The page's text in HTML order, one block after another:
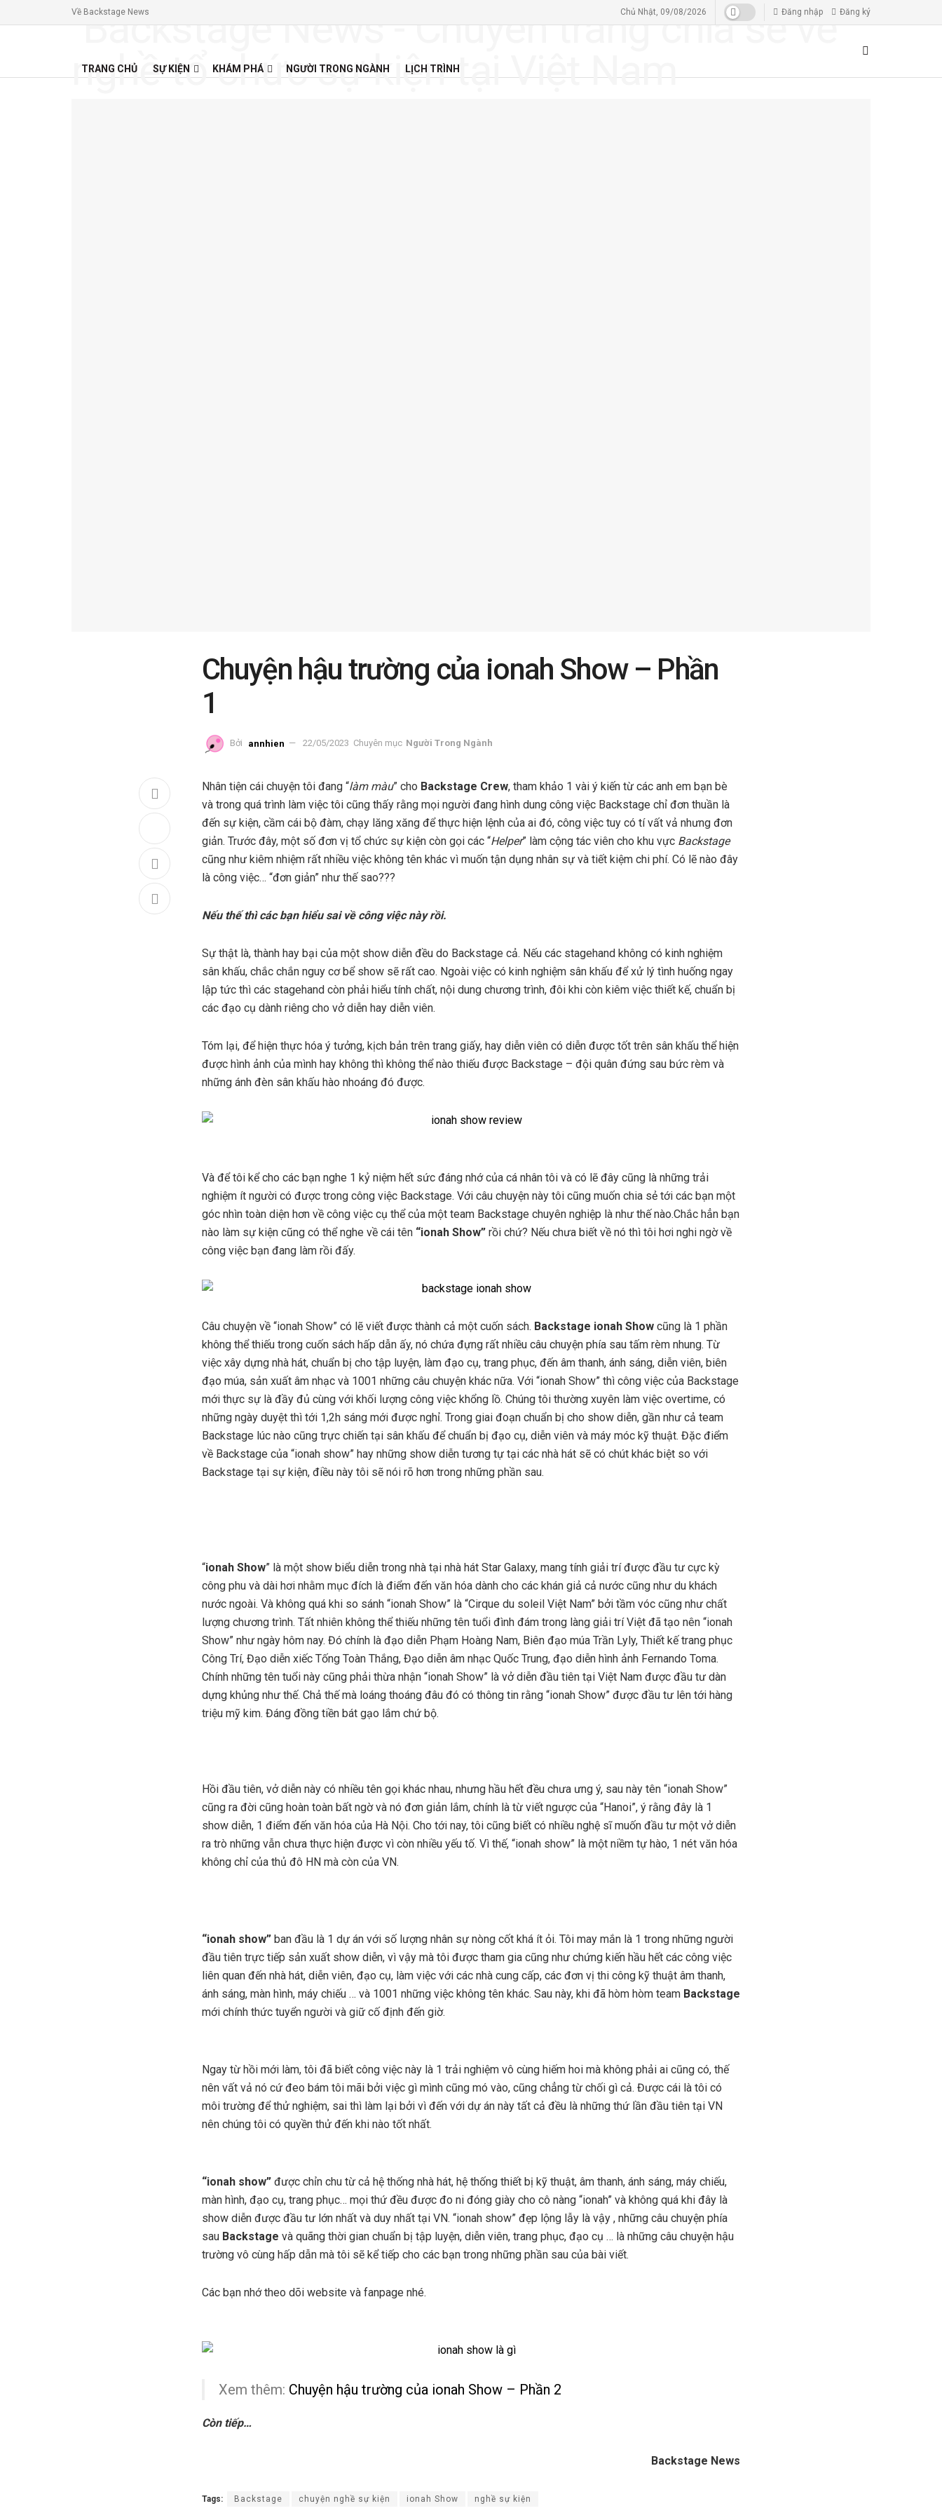
Về Backstage News Chủ Nhật, 09/08/2026 Đăng nhập Đăng ký
TRANG CHỦ SỰ KIỆN KHÁM PHÁ NGƯỜI TRONG NGÀNH LỊCH TRÌNH
Chuyện hậu trường của ionah Show – Phần
1
Bởi annhien 22/05/2023 Chuyên mục Người Trong Ngành
Nhân tiện cái chuyện tôi đang “làm màu” cho Backstage Crew, tham khảo 1 vài ý kiến từ các anh em bạn bè
và trong quá trình làm việc tôi cũng thấy rằng mọi người đang hình dung công việc Backstage chỉ đơn thuần là
đến sự kiện, cầm cái bộ đàm, chạy lăng xăng để thực hiện lệnh của ai đó, công việc tuy có tí vất vả nhưng đơn
giản. Trước đây, một số đơn vị tổ chức sự kiện còn gọi các “Helper” làm cộng tác viên cho khu vực Backstage
cũng như kiêm nhiệm rất nhiều việc không tên khác vì muốn tận dụng nhân sự và tiết kiệm chi phí. Có lẽ nào đây
là công việc… “đơn giản” như thế sao???
Nếu thế thì các bạn hiểu sai về công việc này rồi.
Sự thật là, thành hay bại của một show diễn đều do Backstage cả. Nếu các stagehand không có kinh nghiệm
sân khấu, chắc chắn nguy cơ bể show sẽ rất cao. Ngoài việc có kinh nghiệm sân khấu để xử lý tình huống ngay
lập tức thì các stagehand còn phải hiểu tính chất, nội dung chương trình, đôi khi còn kiêm việc thiết kế, chuẩn bị
các đạo cụ dành riêng cho vở diễn hay diễn viên.
Tóm lại, để hiện thực hóa ý tưởng, kịch bản trên trang giấy, hay diễn viên có diễn được tốt trên sân khấu thể hiện
được hình ảnh của mình hay không thì không thể nào thiếu được Backstage – đội quân đứng sau bức rèm và
những ánh đèn sân khấu hào nhoáng đó được.
Và để tôi kể cho các bạn nghe 1 kỷ niệm hết sức đáng nhớ của cá nhân tôi và có lẽ đây cũng là những trải
nghiệm ít người có được trong công việc Backstage. Với câu chuyện này tôi cũng muốn chia sẻ tới các bạn một
góc nhìn toàn diện hơn về công việc cụ thể của một team Backstage chuyên nghiệp là như thế nào.Chắc hẳn bạn
nào làm sự kiện cũng có thể nghe về cái tên “ionah Show” rồi chứ? Nếu chưa biết về nó thì tôi hơi nghi ngờ về
công việc bạn đang làm rồi đấy.
Câu chuyện về “ionah Show” có lẽ viết được thành cả một cuốn sách. Backstage ionah Show cũng là 1 phần
không thể thiếu trong cuốn sách hấp dẫn ấy, nó chứa đựng rất nhiều câu chuyện phía sau tấm rèm nhung. Từ
việc xây dựng nhà hát, chuẩn bị cho tập luyện, làm đạo cụ, trang phục, đến âm thanh, ánh sáng, diễn viên, biên
đạo múa, sản xuất âm nhạc và 1001 những câu chuyện khác nữa. Với “ionah Show” thì công việc của Backstage
mới thực sự là đầy đủ cùng với khối lượng công việc khổng lồ. Chúng tôi thường xuyên làm việc overtime, có
những ngày duyệt thì tới 1,2h sáng mới được nghỉ. Trong giai đoạn chuẩn bị cho show diễn, gần như cả team
Backstage lúc nào cũng trực chiến tại sân khấu để chuẩn bị đạo cụ, diễn viên và máy móc kỹ thuật. Đặc điểm
về Backstage của “ionah show” hay những show diễn tương tự tại các nhà hát sẽ có chút khác biệt so với
Backstage tại sự kiện, điều này tôi sẽ nói rõ hơn trong những phần sau.
“ionah Show” là một show biểu diễn trong nhà tại nhà hát Star Galaxy, mang tính giải trí được đầu tư cực kỳ
công phu và dài hơi nhằm mục đích là điểm đến văn hóa dành cho các khán giả cả nước cũng như du khách
nước ngoài. Và không quá khi so sánh “ionah Show” là “Cirque du soleil Việt Nam” bởi tầm vóc cũng như chất
lượng chương trình. Tất nhiên không thể thiếu những tên tuổi đình đám trong làng giải trí Việt đã tạo nên “ionah
Show” như ngày hôm nay. Đó chính là đạo diễn Phạm Hoàng Nam, Biên đạo múa Trần Lyly, Thiết kế trang phục
Công Trí, Đạo diễn xiếc Tống Toàn Thắng, Đạo diễn âm nhạc Quốc Trung, đạo diễn hình ảnh Fernando Toma.
Chính những tên tuổi này cũng phải thừa nhận “ionah Show” là vở diễn đầu tiên tại Việt Nam được đầu tư dàn
dựng khủng như thế. Chả thế mà loáng thoáng đâu đó có thông tin rằng “ionah Show” được đầu tư lên tới hàng
triệu mỹ kim. Đáng đồng tiền bát gạo lắm chứ bộ.
Hồi đầu tiên, vở diễn này có nhiều tên gọi khác nhau, nhưng hầu hết đều chưa ưng ý, sau này tên “ionah Show”
cũng ra đời cũng hoàn toàn bất ngờ và nó đơn giản lắm, chính là từ viết ngược của “Hanoi”, ý rằng đây là 1
show diễn, 1 điểm đến văn hóa của Hà Nội. Cho tới nay, tôi cũng biết có nhiều nghệ sĩ muốn đầu tư một vở diễn
ra trò những vẫn chưa thực hiện được vì còn nhiều yếu tố. Vì thế, “ionah show” là một niềm tự hào, 1 nét văn hóa
không chỉ của thủ đô HN mà còn của VN.
“ionah show” ban đầu là 1 dự án với số lượng nhân sự nòng cốt khá ít ỏi. Tôi may mắn là 1 trong những người
đầu tiên trực tiếp sản xuất show diễn, vì vậy mà tôi được tham gia cũng như chứng kiến hầu hết các công việc
liên quan đến nhà hát, diễn viên, đạo cụ, làm việc với các nhà cung cấp, các đơn vị thi công kỹ thuật âm thanh,
ánh sáng, màn hình, máy chiếu … và 1001 những việc không tên khác. Sau này, khi đã hòm hòm team Backstage
mới chính thức tuyển người và giữ cố định đến giờ.
Ngay từ hồi mới làm, tôi đã biết công việc này là 1 trải nghiệm vô cùng hiếm hoi mà không phải ai cũng có, thế
nên vất vả nó cứ đeo bám tôi mãi bởi việc gì mình cũng mó vào, cũng chẳng từ chối gì cả. Được cái là tôi có
môi trường để thử nghiệm, sai thì làm lại bởi vì đến với dự án này tất cả đều là những thứ lần đầu tiên tại VN
nên chúng tôi có quyền thử đến khi nào tốt nhất.
“ionah show” được chỉn chu từ cả hệ thống nhà hát, hệ thống thiết bị kỹ thuật, âm thanh, ánh sáng, máy chiếu,
màn hình, đạo cụ, trang phục… mọi thứ đều được đo ni đóng giày cho cô nàng “ionah” và không quá khi đây là
show diễn được đầu tư lớn nhất và duy nhất tại VN. “ionah show” đẹp lộng lẫy là vậy , những câu chuyện phía
sau Backstage và quãng thời gian chuẩn bị tập luyện, diễn viên, trang phục, đạo cụ … là những câu chuyện hậu
trường vô cùng hấp dẫn mà tôi sẽ kể tiếp cho các bạn trong những phần sau của bài viết.
Các bạn nhớ theo dõi website và fanpage nhé.
Xem thêm: Chuyện hậu trường của ionah Show – Phần 2
Còn tiếp…
Backstage News
Tags: Backstage chuyện nghề sự kiện ionah Show nghề sự kiện